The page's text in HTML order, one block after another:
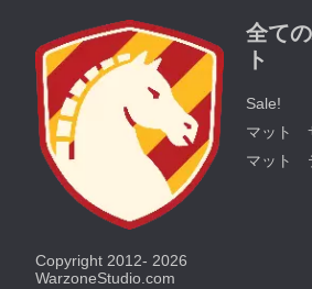
Copyright 2012- 2026
WarzoneStudio.com
全て
ト
Sale!
マット
マット